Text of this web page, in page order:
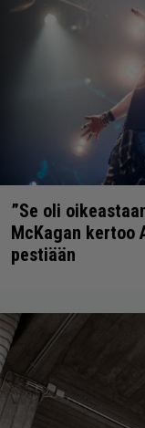
”Se oli
McKagan kertoo
pestiään